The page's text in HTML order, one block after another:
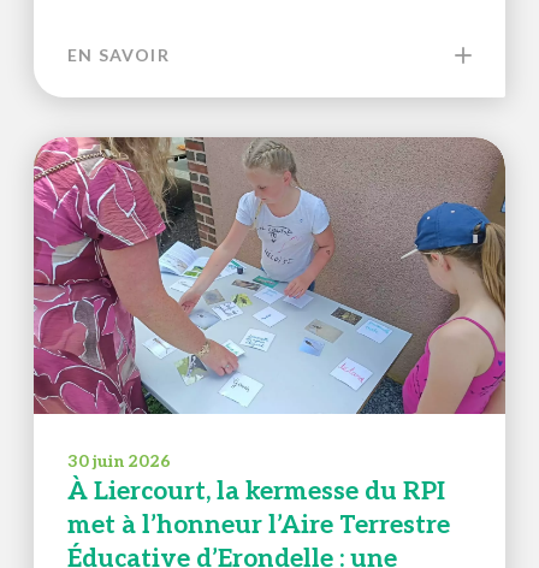
EN SAVOIR
30 juin 2026
À Liercourt, la kermesse du RPI
met à l’honneur l’Aire Terrestre
Éducative d’Erondelle : une